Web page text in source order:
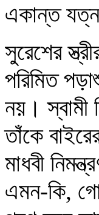
একান্ত
সুরেশের
পরিমিত
নয়। স্বামী
তাঁকে
মাধবী
এমন-কি,